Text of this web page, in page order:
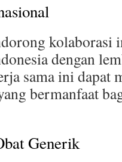
kolaborasi
dengan
sama ini dapat
bermanfaat
Generik